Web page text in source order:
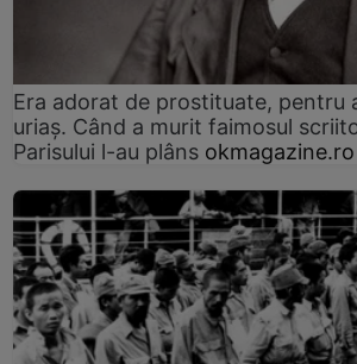
Era adorat de prostituate, pentru
uriaș. Când a murit faimosul
Parisului l-au plâns okmagazine.ro